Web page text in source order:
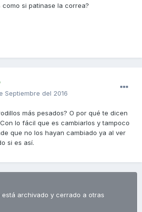
si patinase la correa?
Septiembre del 2016
más pesados? O por qué te dicen
lo fácil que es cambiarlos y tampoco
que no los hayan cambiado ya al ver
si es así.
está archivado y cerrado a otras